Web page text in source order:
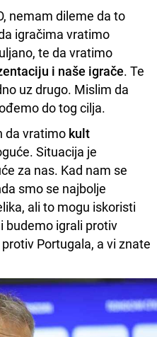
nemam dileme da to
igračima vratimo
te da vratimo
i naše igrače. Te
uz drugo. Mislim da
do tog cilja.
da vratimo kult
Situacija je
za nas. Kad nam se
smo se najbolje
ali to mogu iskoristi
budemo igrali protiv
Portugala, a vi znate